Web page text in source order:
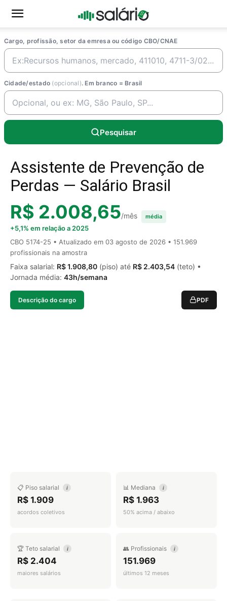
Cargo, profissão, setor da emresa ou código CBO/CNAE
Cidade/estado (opcional). Em branco = Brasil
Pesquisar
Assistente de Prevenção de
Perdas — Salário Brasil
R$ 2.008,65/mês média
+5,1% em relação a 2025
CBO 5174-25 • Atualizado em 03 agosto de 2026 • 151.969
profissionais na amostra
Faixa salarial: R$ 1.908,80 (piso) até R$ 2.403,54 (teto) •
Jornada média: 43h/semana
Descrição do cargo PDF
📋 Piso salarial i
R$ 1.909
acordos coletivos
📊 Mediana i
R$ 1.963
50% acima / abaixo
🏆 Teto salarial i
R$ 2.404
maiores salários
👥 Profissionais i
151.969
últimos 12 meses